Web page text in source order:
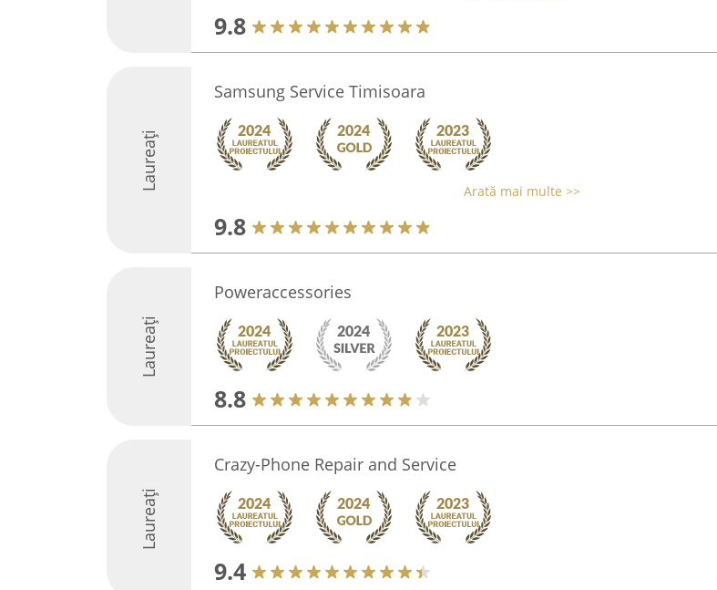
9.8
Laureați
Samsung Service Timisoara
Arată mai multe >>
9.8
Laureați
Poweraccessories
8.8
Laureați
Crazy-Phone Repair and Service
9.4